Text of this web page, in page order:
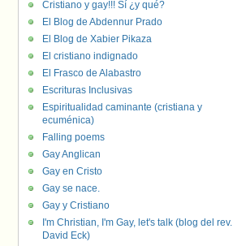
Cristiano y gay!!! Sí ¿y qué?
El Blog de Abdennur Prado
El Blog de Xabier Pikaza
El cristiano indignado
El Frasco de Alabastro
Escrituras Inclusivas
Espiritualidad caminante (cristiana y
ecuménica)
Falling poems
Gay Anglican
Gay en Cristo
Gay se nace.
Gay y Cristiano
I'm Christian, I'm Gay, let's talk (blog del rev.
David Eck)